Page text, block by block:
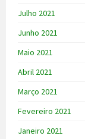
Julho 2021
Junho 2021
Maio 2021
Abril 2021
Março 2021
Fevereiro 2021
Janeiro 2021